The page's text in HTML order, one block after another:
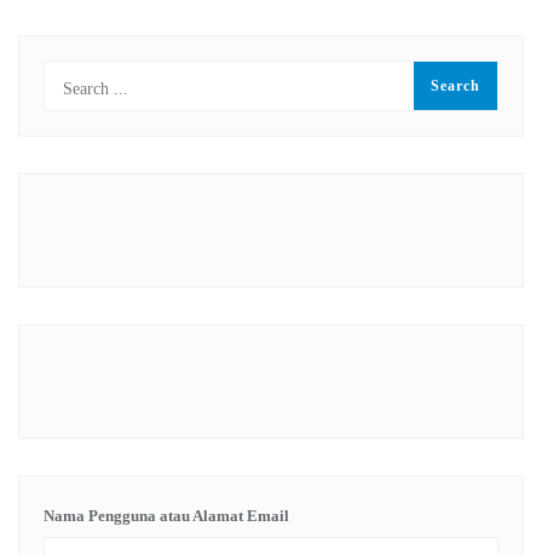
Nama Pengguna atau Alamat Email